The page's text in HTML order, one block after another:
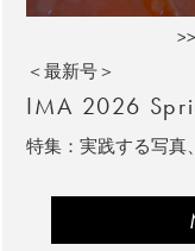
＜最新号＞
IMA 2026
特集：実践する写真